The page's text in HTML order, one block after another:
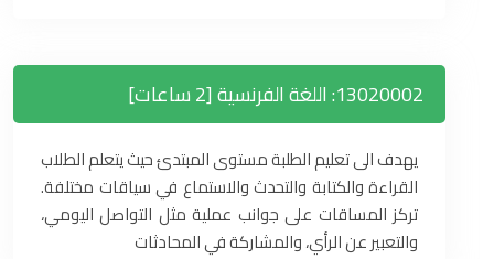
13020002: اللغة الفرنسية [2 ساعات]
يهدف الى تعليم الطلبة مستوى المبتدئ حيث يتعلم الطلاب
القراءة والكتابة والتحدث والاستماع في سياقات مختلفة.
تركز المساقات على جوانب عملية مثل التواصل اليومي،
والتعبير عن الرأي، والمشاركة في المحادثات